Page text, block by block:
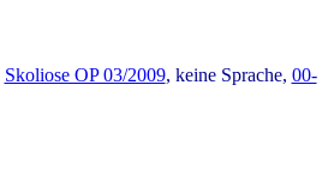
Skoliose OP 03/2009, keine Sprache, 00-